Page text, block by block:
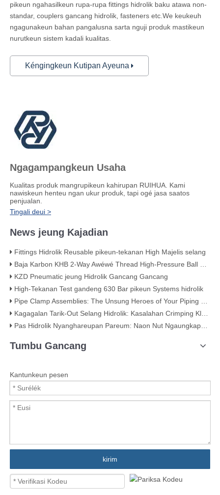
pikeun ngahasilkeun rupa-rupa fittings hidrolik baku atawa non-
standar, couplers gancang hidrolik, fasteners etc.We keukeuh
ngagunakeun bahan pangalusna sarta nguji produk mastikeun
nurutkeun sistem kadali kualitas.
Kéngingkeun Kutipan Ayeuna
Ngagampangkeun Usaha
Kualitas produk mangrupikeun kahirupan RUIHUA. Kami
nawiskeun henteu ngan ukur produk, tapi ogé jasa saatos
penjualan.
Tingali deui >
News jeung Kajadian
Fittings Hidrolik Reusable pikeun-tekanan High Majelis selang
Baja Karbon KHB 2-Way Awéwé Thread High-Pressure Ball Valve - KHB-G3/4
KZD Pneumatic jeung Hidrolik Gancang Gancang
High-Tekanan Test gandeng 630 Bar pikeun Systems hidrolik
Pipe Clamp Assemblies: The Unsung Heroes of Your Piping System
Kagagalan Tarik-Out Selang Hidrolik: Kasalahan Crimping Klasik (Kalayan Bukti Visual)
Pas Hidrolik Nyanghareupan Pareum: Naon Nut Ngaungkapkeun Ngeunaan Kualitas
Tumbu Gancang
Kantunkeun pesen
kirim